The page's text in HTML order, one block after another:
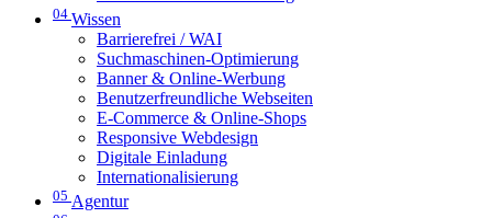
04 Wissen
Barrierefrei / WAI
Suchmaschinen-Optimierung
Banner & Online-Werbung
Benutzerfreundliche Webseiten
E-Commerce & Online-Shops
Responsive Webdesign
Digitale Einladung
Internationalisierung
05 Agentur